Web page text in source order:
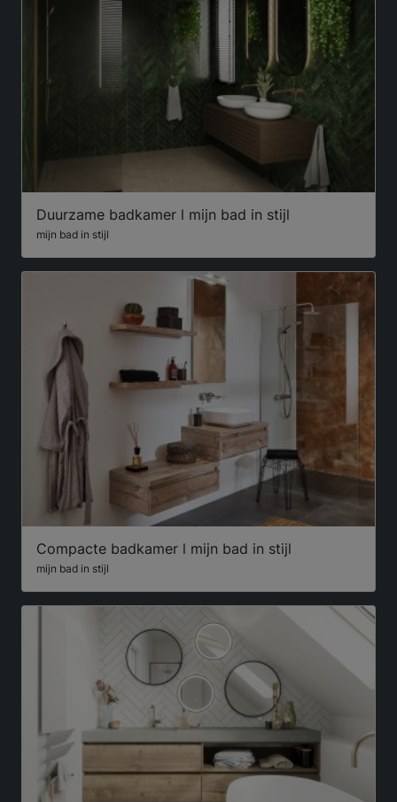
Duurzame badkamer l mijn bad in stijl
mijn bad in stijl
Compacte badkamer l mijn bad in stijl
mijn bad in stijl